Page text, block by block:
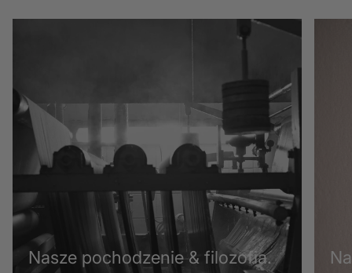
Nasze pochodzenie & filozofia.